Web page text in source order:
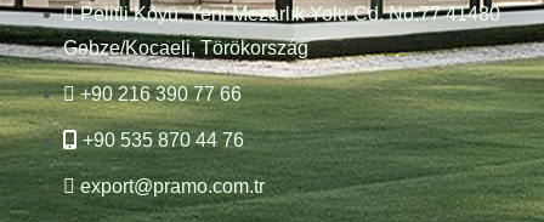
Pelitli Köyü, Yeni Mezarlık Yolu Cd. No:77 41480
Gebze/Kocaeli, Törökország
+90 216 390 77 66
+90 535 870 44 76
export@pramo.com.tr